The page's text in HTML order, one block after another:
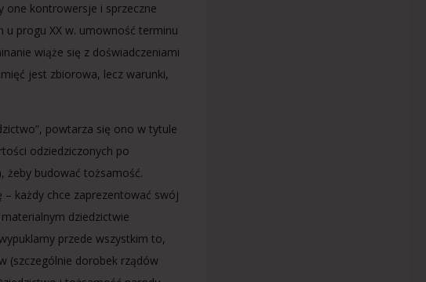
one kontrowersje i sprzeczne
u progu XX w. umowność terminu
wiąże się z doświadczeniami
jest zbiorowa, lecz warunki,
powtarza się ono w tytule
odziedziczonych po
żeby budować tożsamość.
każdy chce zaprezentować swój
dziedzictwie
przede wszystkim to,
(szczególnie dorobek rządów